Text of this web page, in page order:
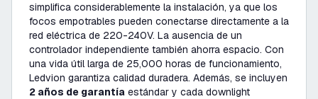
simplifica considerablemente la instalación, ya que los
focos empotrables pueden conectarse directamente a la
red eléctrica de 220-240V. La ausencia de un
controlador independiente también ahorra espacio. Con
una vida útil larga de 25,000 horas de funcionamiento,
Ledvion garantiza calidad duradera. Además, se incluyen
2 años de garantía estándar y cada downlight